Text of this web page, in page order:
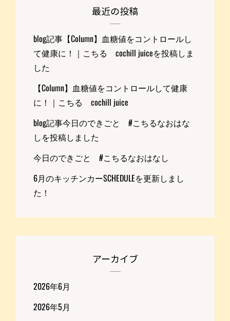
最近の投稿
blog記事【Column】血糖値をコントロールし
て健康に！｜こちる cochill juiceを投稿しま
した
【Column】血糖値をコントロールして健康
に！｜こちる cochill juice
blog記事今日のできごと #こちるなおはな
しを投稿しました
今日のできごと #こちるなおはなし
6月のキッチンカーSCHEDULEを更新しまし
た！
アーカイブ
2026年6月
2026年5月